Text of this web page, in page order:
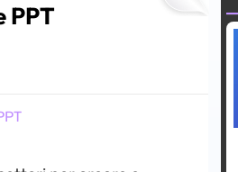
PPT